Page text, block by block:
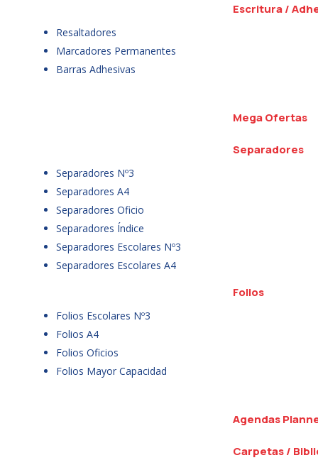
Escritura /
Resaltadores
Marcadores Permanentes
Barras Adhesivas
Mega Ofertas
Separadores
Separadores Nº3
Separadores A4
Separadores Oficio
Separadores Índice
Separadores Escolares Nº3
Separadores Escolares A4
Folios
Folios Escolares Nº3
Folios A4
Folios Oficios
Folios Mayor Capacidad
Agendas
Carpetas /